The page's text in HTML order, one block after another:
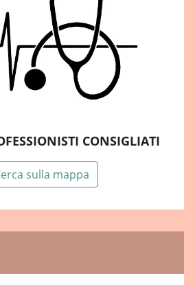
CONSIGLIATI
sulla mappa